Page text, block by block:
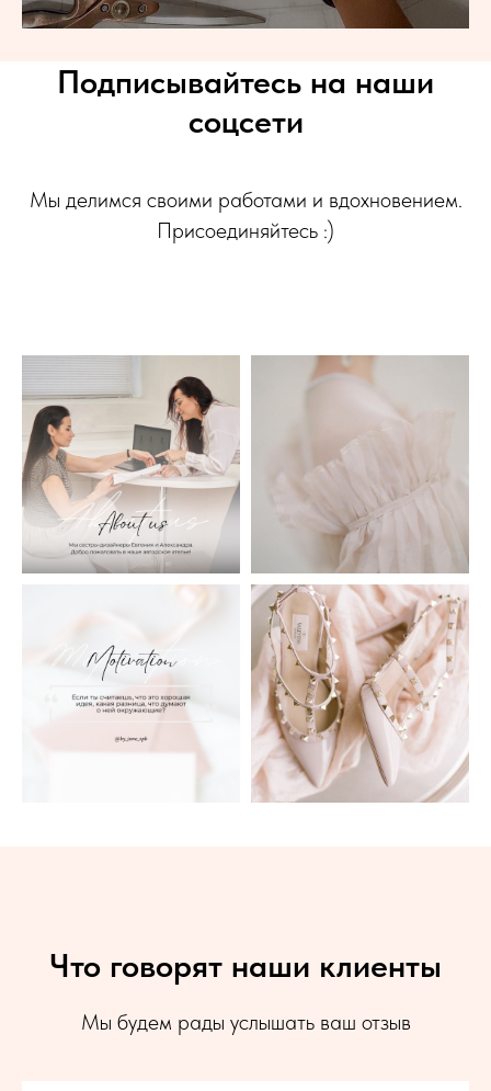
Подписывайтесь на наши
соцсети
Мы делимся своими работами и вдохновением.
Присоединяйтесь :)
Что говорят наши клиенты
Мы будем рады услышать ваш отзыв